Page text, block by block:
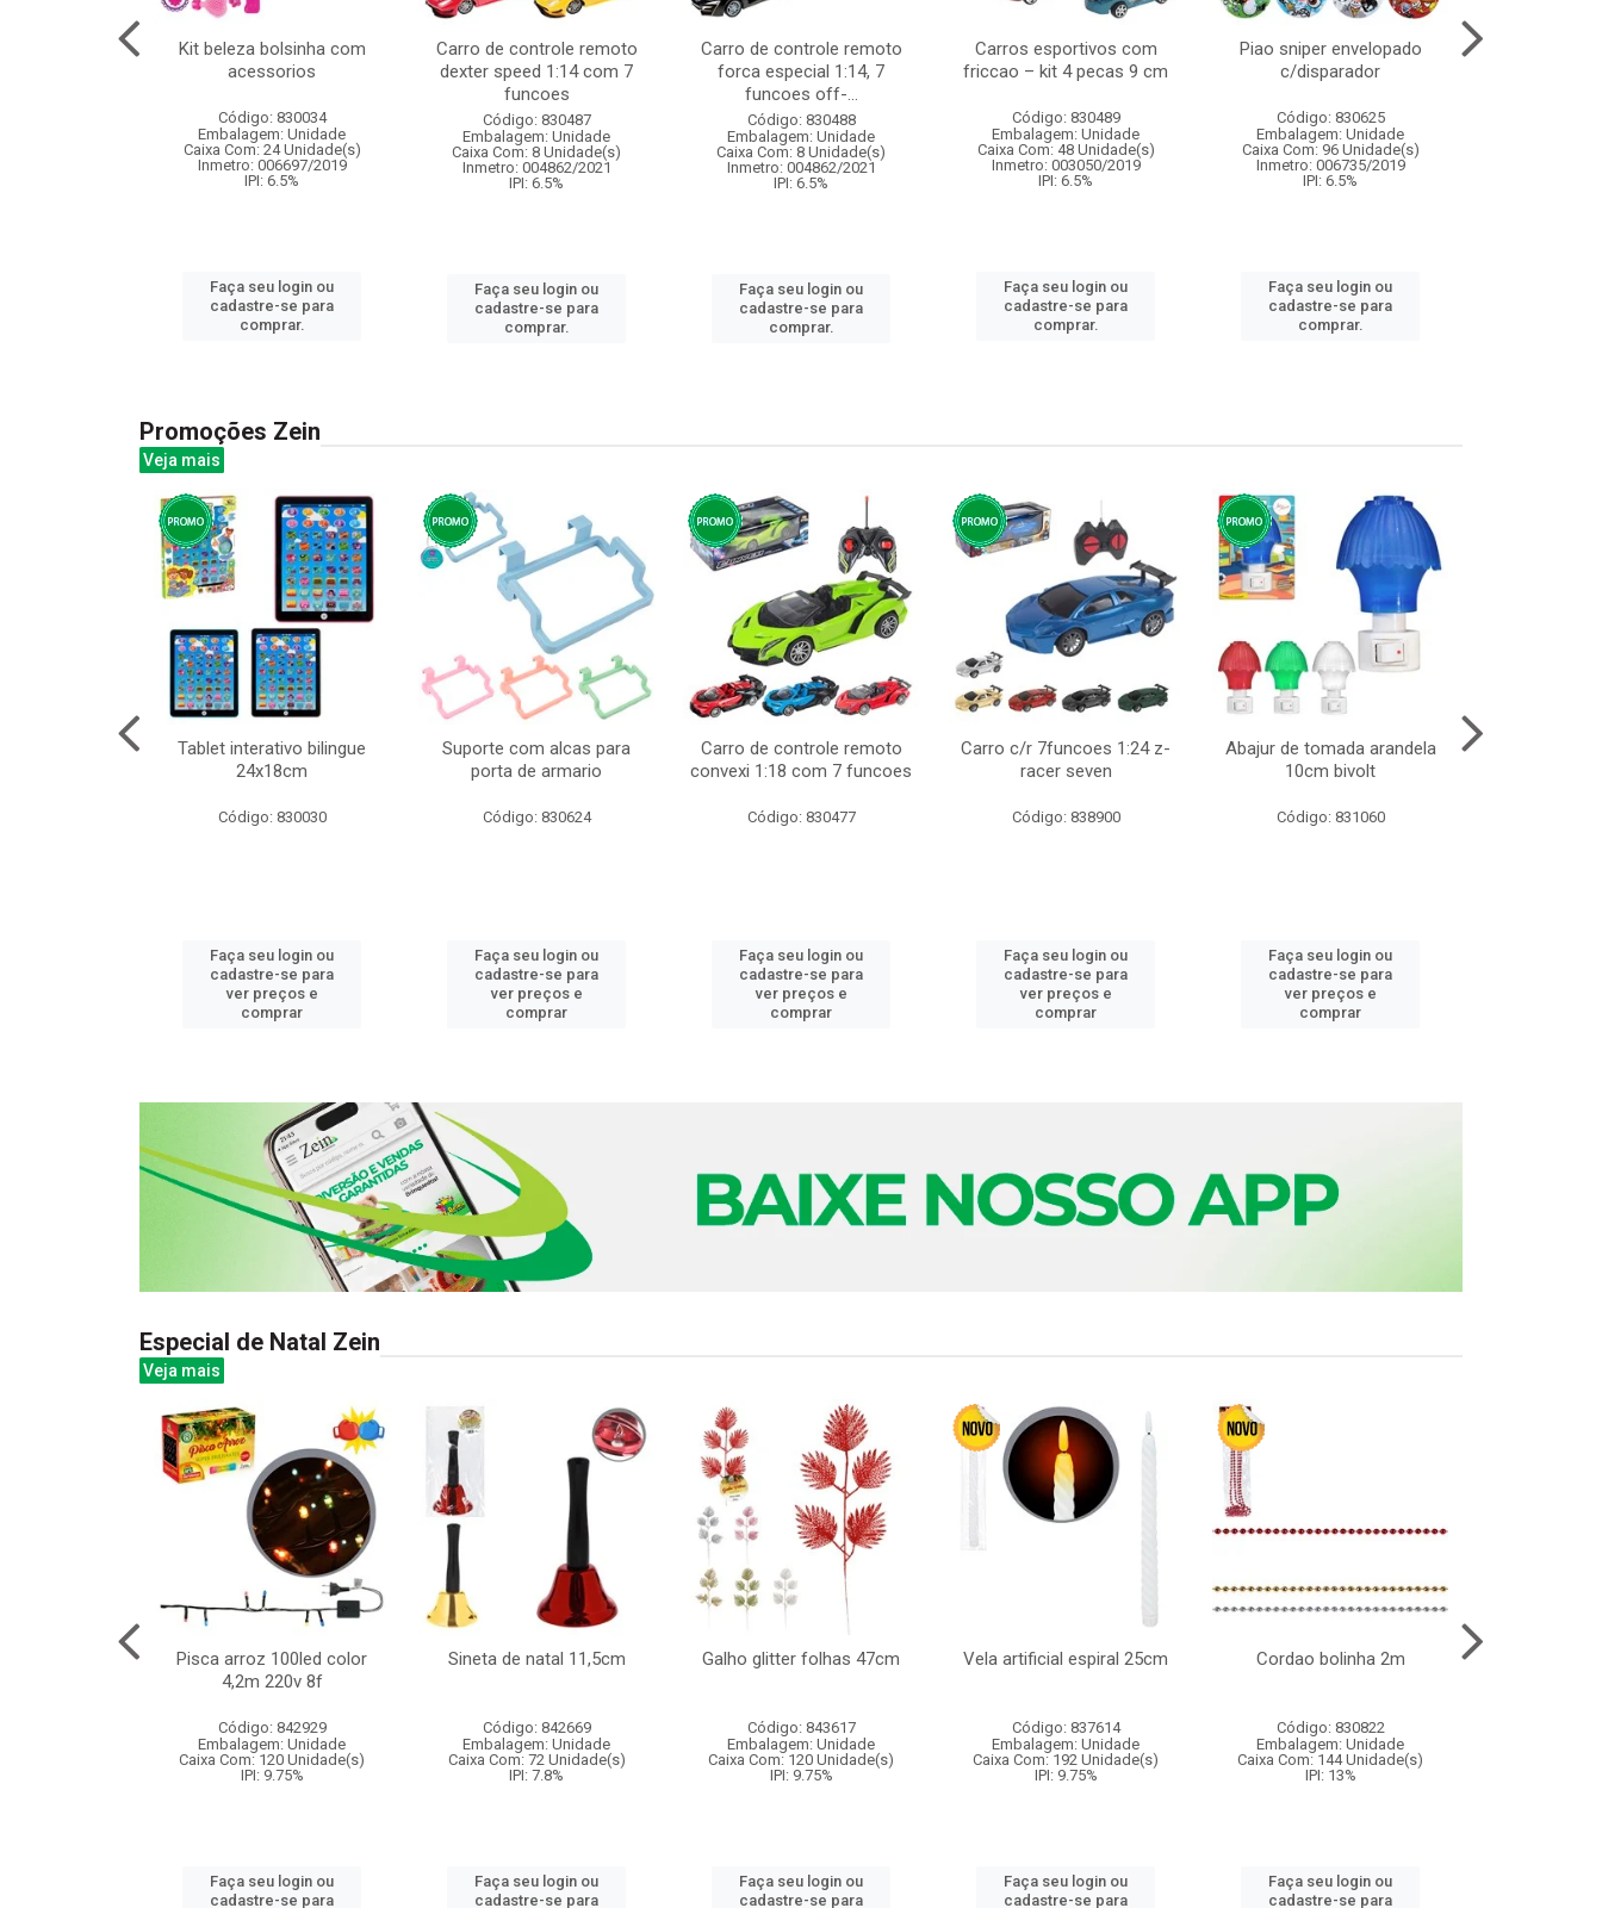
Kit beleza bolsinha com
acessorios
Código: 830034
Embalagem: Unidade
Caixa Com: 24 Unidade(s)
Inmetro: 006697/2019
IPI: 6.5%
Faça seu login ou
cadastre-se para
comprar.
Carro de controle remoto
dexter speed 1:14 com 7
funcoes
Código: 830487
Embalagem: Unidade
Caixa Com: 8 Unidade(s)
Inmetro: 004862/2021
IPI: 6.5%
Faça seu login ou
cadastre-se para
comprar.
Carro de controle remoto
forca especial 1:14, 7
funcoes off-...
Código: 830488
Embalagem: Unidade
Caixa Com: 8 Unidade(s)
Inmetro: 004862/2021
IPI: 6.5%
Faça seu login ou
cadastre-se para
comprar.
Carros esportivos com
friccao – kit 4 pecas 9 cm
Código: 830489
Embalagem: Unidade
Caixa Com: 48 Unidade(s)
Inmetro: 003050/2019
IPI: 6.5%
Faça seu login ou
cadastre-se para
comprar.
Piao sniper envelopado
c/disparador
Código: 830625
Embalagem: Unidade
Caixa Com: 96 Unidade(s)
Inmetro: 006735/2019
IPI: 6.5%
Faça seu login ou
cadastre-se para
comprar.
Promoções Zein
Veja mais
Tablet interativo bilingue
24x18cm
Código: 830030
Faça seu login ou
cadastre-se para
ver preços e
comprar
Suporte com alcas para
porta de armario
Código: 830624
Faça seu login ou
cadastre-se para
ver preços e
comprar
Carro de controle remoto
convexi 1:18 com 7 funcoes
Código: 830477
Faça seu login ou
cadastre-se para
ver preços e
comprar
Carro c/r 7funcoes 1:24 z-
racer seven
Código: 838900
Faça seu login ou
cadastre-se para
ver preços e
comprar
Abajur de tomada arandela
10cm bivolt
Código: 831060
Faça seu login ou
cadastre-se para
ver preços e
comprar
Especial de Natal Zein
Veja mais
Pisca arroz 100led color
4,2m 220v 8f
Código: 842929
Embalagem: Unidade
Caixa Com: 120 Unidade(s)
IPI: 9.75%
Faça seu login ou
cadastre-se para
Sineta de natal 11,5cm
Código: 842669
Embalagem: Unidade
Caixa Com: 72 Unidade(s)
IPI: 7.8%
Faça seu login ou
cadastre-se para
Galho glitter folhas 47cm
Código: 843617
Embalagem: Unidade
Caixa Com: 120 Unidade(s)
IPI: 9.75%
Faça seu login ou
cadastre-se para
Vela artificial espiral 25cm
Código: 837614
Embalagem: Unidade
Caixa Com: 192 Unidade(s)
IPI: 9.75%
Faça seu login ou
cadastre-se para
Cordao bolinha 2m
Código: 830822
Embalagem: Unidade
Caixa Com: 144 Unidade(s)
IPI: 13%
Faça seu login ou
cadastre-se para